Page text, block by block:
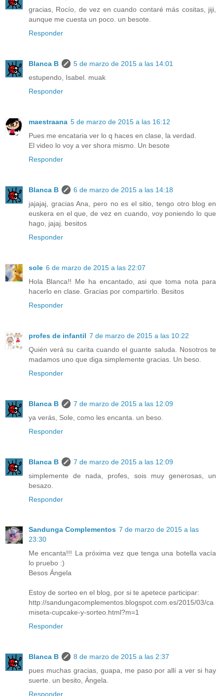
gracias, Rocío, de vez en cuando contaré más cositas, jiji,
aunque me cuesta un poco. un besote.
Responder
Blanca B
5 de marzo de 2015 a las 14:01
estupendo, Isabel. muak
Responder
maestraana 5 de marzo de 2015 a las 16:12
Pues me encataria ver lo q haces en clase, la verdad.
El video lo voy a ver shora mismo. Un besote
Responder
Blanca B
6 de marzo de 2015 a las 14:18
jajajaj, gracias Ana, pero no es el sitio, tengo otro blog en
euskera en el que, de vez en cuando, voy poniendo lo que
hago, jajaj. besitos
Responder
sole 6 de marzo de 2015 a las 22:07
Hola Blanca!! Me ha encantado, asi que toma nota para
hacerlo en clase. Gracias por compartirlo. Besitos
Responder
profes de infantil 7 de marzo de 2015 a las 10:22
Quién verá su carita cuando el guante saluda. Nosotros te
madamos uno que diga simplemente gracias. Un beso.
Responder
Blanca B
7 de marzo de 2015 a las 12:09
ya verás, Sole, como les encanta. un beso.
Responder
Blanca B
7 de marzo de 2015 a las 12:09
simplemente de nada, profes, sois muy generosas, un
besazo.
Responder
Sandunga Complementos 7 de marzo de 2015 a las
23:30
Me encanta!!! La próxima vez que tenga una botella vacía
lo pruebo :)
Besos Ángela
Estoy de sorteo en el blog, por si te apetece participar:
http://sandungacomplementos.blogspot.com.es/2015/03/ca
miseta-cupcake-y-sorteo.html?m=1
Responder
Blanca B
8 de marzo de 2015 a las 2:37
pues muchas gracias, guapa, me paso por allí a ver si hay
suerte. un besito, Ángela.
Responder